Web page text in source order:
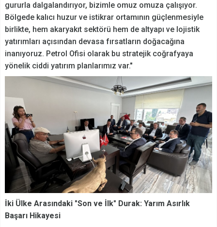
gururla dalgalandırıyor, bizimle omuz omuza çalışıyor.
Bölgede kalıcı huzur ve istikrar ortamının güçlenmesiyle
birlikte, hem akaryakıt sektörü hem de altyapı ve lojistik
yatırımları açısından devasa fırsatların doğacağına
inanıyoruz. Petrol Ofisi olarak bu stratejik coğrafyaya
yönelik ciddi yatırım planlarımız var."
İki Ülke Arasındaki "Son ve İlk" Durak: Yarım Asırlık
Başarı Hikayesi